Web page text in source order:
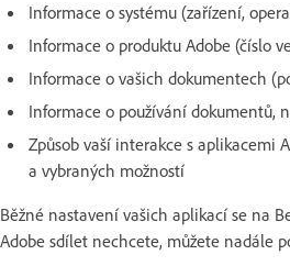
Informace o systému (zařízení,
Informace o produktu Adobe (číslo
Informace o vašich dokumentech
Informace o používání dokumentů,
Způsob vaší interakce s aplikacemi
a vybraných možností
Běžné nastavení vašich aplikací se na
Adobe sdílet nechcete, můžete nadále